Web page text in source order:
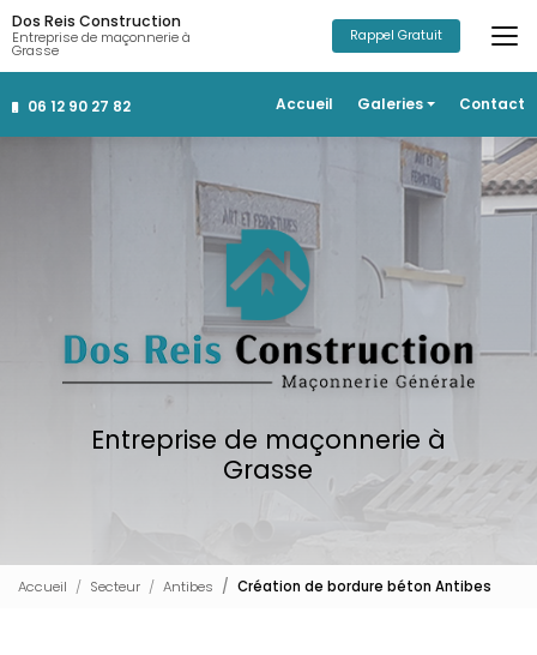
Aller
au
contenu
principal
06 12 90 27 82 Accueil Galeries
Rénovation
Salle de bain
Aménagements extérieurs
Contact
Dos Reis Construction
Entreprise de maçonnerie à
Grasse
Rappel Gratuit
Entreprise de maçonnerie à
Grasse
Accueil Secteur Antibes Création de bordure béton Antibes